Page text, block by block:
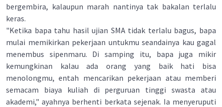
bergembira, kalaupun marah nantinya tak bakalan terlalu
keras.
"Ketika bapa tahu hasil ujian SMA tidak terlalu bagus, bapa
mulai memikirkan pekerjaan untukmu seandainya kau gagal
menembus sipenmaru. Di samping itu, bapa juga mikir
kemungkinan kalau ada orang yang baik hati bisa
menolongmu, entah mencarikan pekerjaan atau memberi
semacam biaya kuliah di perguruan tinggi swasta atau
akademi," ayahnya berhenti berkata sejenak. Ia menyeruputi